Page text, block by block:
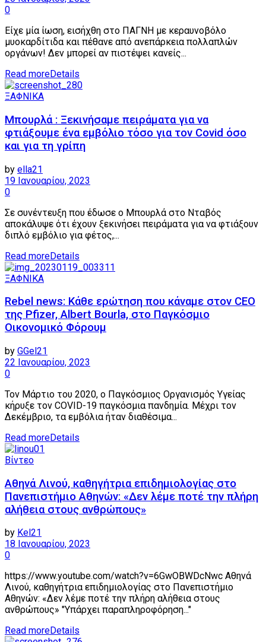
0
Είχε μία ίωση, εισήχθη στο ΠΑΓΝΗ με κεραυνοβόλο
μυοκαρδίτιδα και πέθανε από ανεπάρκεια πολλαπλών
οργάνων! Δεν μπορεί αν πιστέψει κανείς...
Read moreDetails
ΞΑΦΝΙΚΑ
Μπουρλά : Ξεκινήσαμε πειράματα για να
φτιάξουμε ένα εμβόλιο τόσο για τον Covid όσο
και για τη γρίπη
by ella21
19 Ιανουαρίου, 2023
0
Σε συνέντευξη που έδωσε ο Μπουρλά στο Νταβός
αποκάλυψε ότι έχουν ξεκινήσει πειράματα για να φτιάξουν
διπλό εμβόλιο για φέτος,...
Read moreDetails
ΞΑΦΝΙΚΑ
Rebel news: Κάθε ερώτηση που κάναμε στον CEO
της Pfizer, Albert Bourla, στο Παγκόσμιο
Οικονομικό Φόρουμ
by GGel21
22 Ιανουαρίου, 2023
0
Τον Μάρτιο του 2020, ο Παγκόσμιος Οργανισμός Υγείας
κήρυξε τον COVID-19 παγκόσμια πανδημία. Μέχρι τον
Δεκέμβριο, τα εμβόλια ήταν διαθέσιμα...
Read moreDetails
Βίντεο
Αθηνά Λινού, καθηγήτρια επιδημιολογίας στο
Πανεπιστήμιο Αθηνών: «Δεν λέμε ποτέ την πλήρη
αλήθεια στους ανθρώπους»
by Kel21
18 Ιανουαρίου, 2023
0
https://www.youtube.com/watch?v=6GwOBWDcNwc Αθηνά
Λινού, καθηγήτρια επιδημιολογίας στο Πανεπιστήμιο
Αθηνών: «Δεν λέμε ποτέ την πλήρη αλήθεια στους
ανθρώπους» "Υπάρχει παραπληροφόρηση..."
Read moreDetails